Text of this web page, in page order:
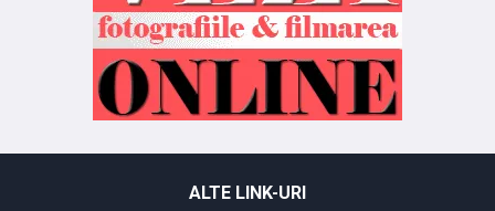
ALTE LINK-URI